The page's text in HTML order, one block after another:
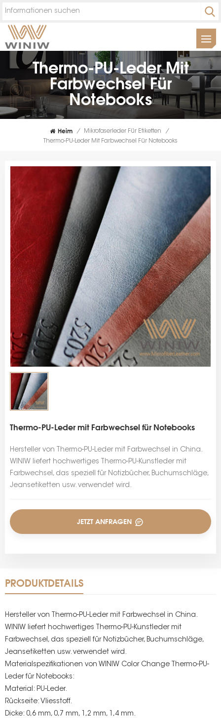
Thermo-PU-Leder Mit
Farbwechsel Für
Notebooks
Heim / Mikrofaserleder Für Etiketten
/
Thermo-PU-Leder Mit Farbwechsel Für Notebooks
Thermo-PU-Leder mit Farbwechsel für Notebooks
Hersteller von Thermo-PU-Leder mit Farbwechsel in China.
WINIW liefert hochwertiges Thermo-PU-Kunstleder mit
Farbwechsel, das speziell für Notizbücher, Buchumschläge,
Jeansetiketten usw. verwendet wird.
JETZT ANFRAGEN
PRODUKTDETAILS
Hersteller von Thermo-PU-Leder mit Farbwechsel in China.
WINIW liefert hochwertiges Thermo-PU-Kunstleder mit
Farbwechsel, das speziell für Notizbücher, Buchumschläge,
Jeansetiketten usw. verwendet wird.
Materialspezifikationen von WINIW Color Change Thermo-PU-
Leder für Notebooks:
Material: PU-Leder.
Rückseite: Vliesstoff.
Dicke: 0,6 mm, 0,7 mm, 1,2 mm, 1,4 mm.